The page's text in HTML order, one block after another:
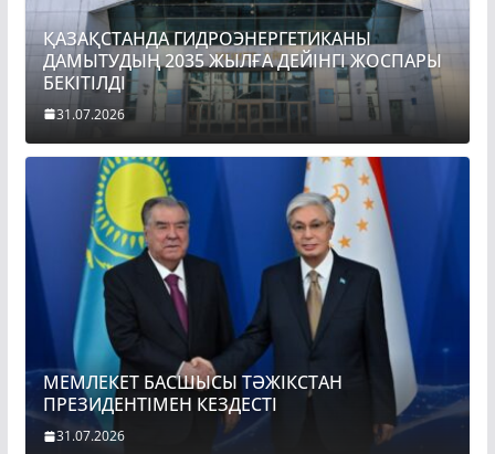
ҚАЗАҚСТАНДА ГИДРОЭНЕРГЕТИКАНЫ
ДАМЫТУДЫҢ 2035 ЖЫЛҒА ДЕЙІНГІ ЖОСПАРЫ
БЕКІТІЛДІ
31.07.2026
МЕМЛЕКЕТ БАСШЫСЫ ТӘЖІКСТАН
ПРЕЗИДЕНТІМЕН КЕЗДЕСТІ
31.07.2026